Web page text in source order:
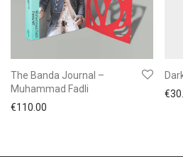
The Banda Journal –
Muhammad Fadli
€110.00
€